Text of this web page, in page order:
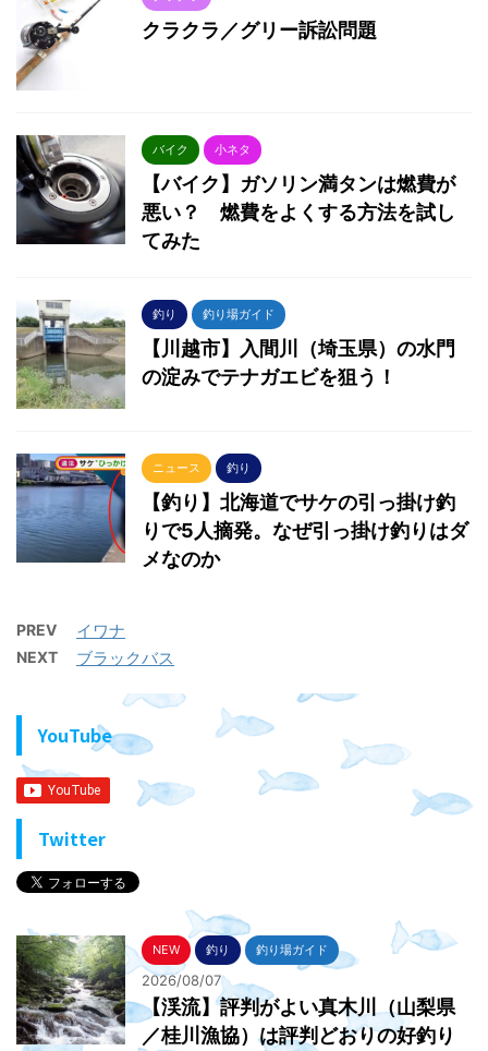
クラクラ／グリー訴訟問題
バイク 小ネタ
【バイク】ガソリン満タンは燃費が
悪い？ 燃費をよくする方法を試し
てみた
釣り 釣り場ガイド
【川越市】入間川（埼玉県）の水門
の淀みでテナガエビを狙う！
ニュース 釣り
【釣り】北海道でサケの引っ掛け釣
りで5人摘発。なぜ引っ掛け釣りはダ
メなのか
PREV イワナ
NEXT ブラックバス
YouTube
Twitter
NEW 釣り 釣り場ガイド
2026/08/07
【渓流】評判がよい真木川（山梨県
／桂川漁協）は評判どおりの好釣り